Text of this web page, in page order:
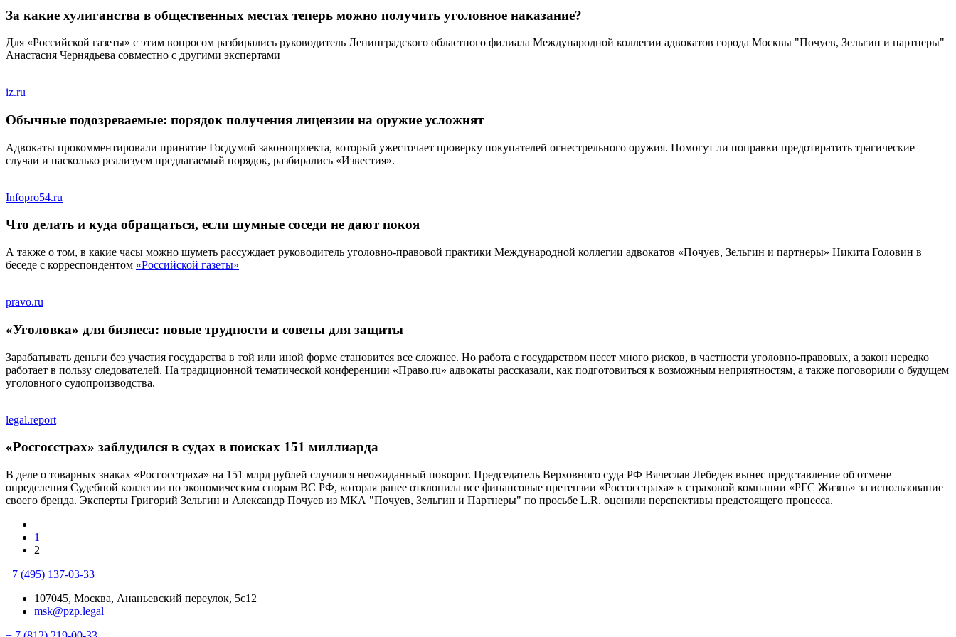
За какие хулиганства в общественных местах теперь можно получить уголовное наказание?
Для «Российской газеты» с этим вопросом разбирались руководитель Ленинградского областного филиала Международной коллегии адвокатов города Москвы "Почуев, Зельгин и партнеры"
Анастасия Чернядьева совместно с другими экспертами
iz.ru
Обычные подозреваемые: порядок получения лицензии на оружие усложнят
Адвокаты прокомментировали принятие Госдумой законопроекта, который ужесточает проверку покупателей огнестрельного оружия. Помогут ли поправки предотвратить трагические
случаи и насколько реализуем предлагаемый порядок, разбирались «Известия».
Infopro54.ru
Что делать и куда обращаться, если шумные соседи не дают покоя
А также о том, в какие часы можно шуметь рассуждает руководитель уголовно-правовой практики Международной коллегии адвокатов «Почуев, Зельгин и партнеры» Никита Головин в
беседе с корреспондентом «Российской газеты»
pravo.ru
«Уголовка» для бизнеса: новые трудности и советы для защиты
Зарабатывать деньги без участия государства в той или иной форме становится все сложнее. Но работа с государством несет много рисков, в частности уголовно-правовых, а закон нередко
работает в пользу следователей. На традиционной тематической конференции «Право.ru» адвокаты рассказали, как подготовиться к возможным неприятностям, а также поговорили о будущем
уголовного судопроизводства.
legal.report
«Росгосстрах» заблудился в судах в поисках 151 миллиарда
В деле о товарных знаках «Росгосстраха» на 151 млрд рублей случился неожиданный поворот. Председатель Верховного суда РФ Вячеслав Лебедев вынес представление об отмене
определения Судебной коллегии по экономическим спорам ВС РФ, которая ранее отклонила все финансовые претензии «Росгосстраха» к страховой компании «РГС Жизнь» за использование
своего бренда. Эксперты Григорий Зельгин и Александр Почуев из МКА "Почуев, Зельгин и Партнеры" по просьбе L.R. оценили перспективы предстоящего процесса.
1
2
+7 (495) 137-03-33
107045, Москва, Ананьевский переулок, 5с12
msk@pzp.legal